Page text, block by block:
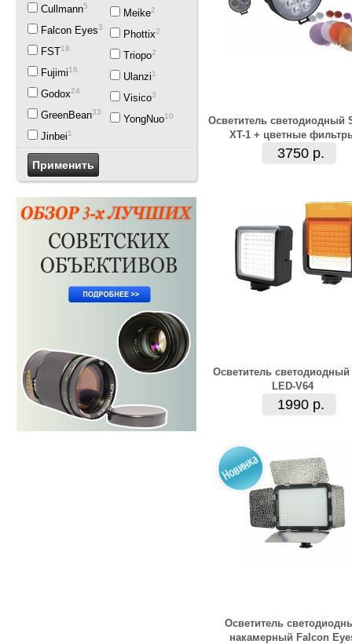
Cullmann5
Falcon Eyes37
FST18
Fujimi16
Godox24
GreenBean33
Jinbei1
Meike2
Phottix2
Triopo2
Ulanzi1
Visico3
YongNuo10
Осветитель светодиодный
XT-1 + цветные
3750 р.
Осветитель светодиодный
LED-V64
1990 р.
Осветитель
накамерный Falcon